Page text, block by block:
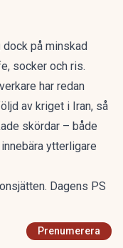
på minskad
socker och ris.
har redan
av kriget i Iran, så
skördar – både
ytterligare
Dagens PS
Prenumerera